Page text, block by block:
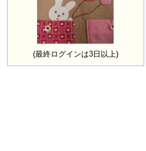
(最終ログインは3日以上)